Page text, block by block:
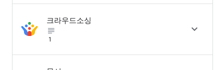
크라우드소싱
subject_black
1
